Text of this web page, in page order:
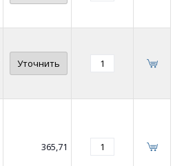
Уточнить
365,71